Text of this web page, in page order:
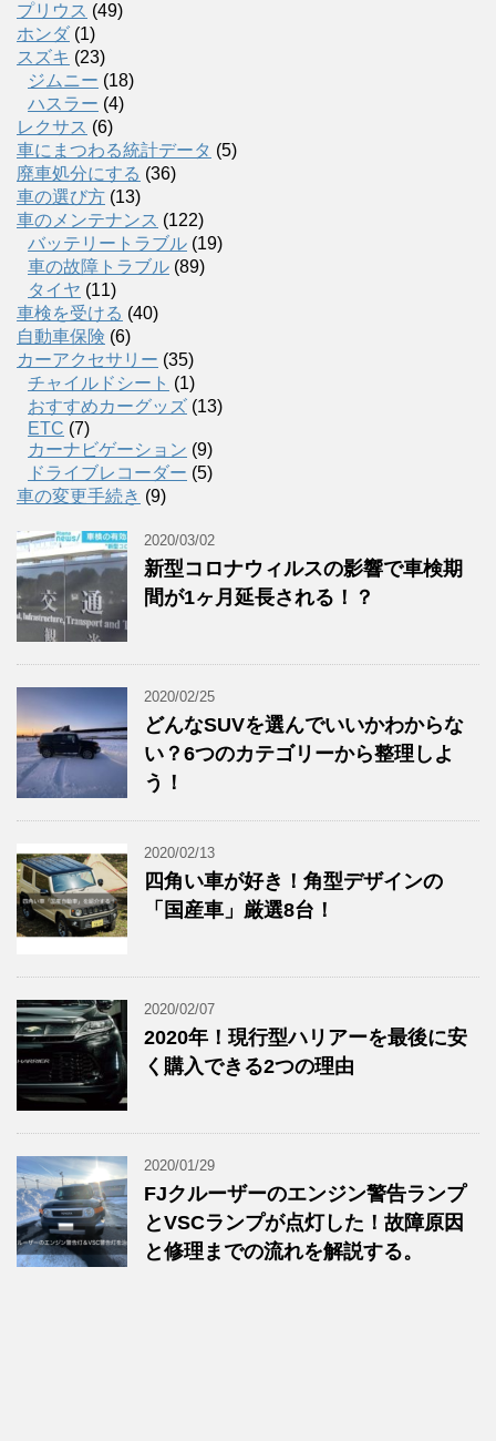
プリウス (49)
ホンダ (1)
スズキ (23)
ジムニー (18)
ハスラー (4)
レクサス (6)
車にまつわる統計データ (5)
廃車処分にする (36)
車の選び方 (13)
車のメンテナンス (122)
バッテリートラブル (19)
車の故障トラブル (89)
タイヤ (11)
車検を受ける (40)
自動車保険 (6)
カーアクセサリー (35)
チャイルドシート (1)
おすすめカーグッズ (13)
ETC (7)
カーナビゲーション (9)
ドライブレコーダー (5)
車の変更手続き (9)
2020/03/02
新型コロナウィルスの影響で車検期
間が1ヶ月延長される！？
2020/02/25
どんなSUVを選んでいいかわからな
い？6つのカテゴリーから整理しよ
う！
2020/02/13
四角い車が好き！角型デザインの
「国産車」厳選8台！
2020/02/07
2020年！現行型ハリアーを最後に安
く購入できる2つの理由
2020/01/29
FJクルーザーのエンジン警告ランプ
とVSCランプが点灯した！故障原因
と修理までの流れを解説する。